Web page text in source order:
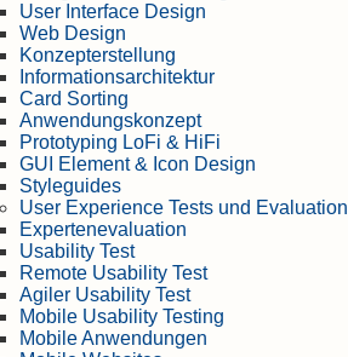
User Interface Design
Web Design
Konzepterstellung
Informationsarchitektur
Card Sorting
Anwendungskonzept
Prototyping LoFi & HiFi
GUI Element & Icon Design
Styleguides
User Experience Tests und Evaluation
Expertenevaluation
Usability Test
Remote Usability Test
Agiler Usability Test
Mobile Usability Testing
Mobile Anwendungen